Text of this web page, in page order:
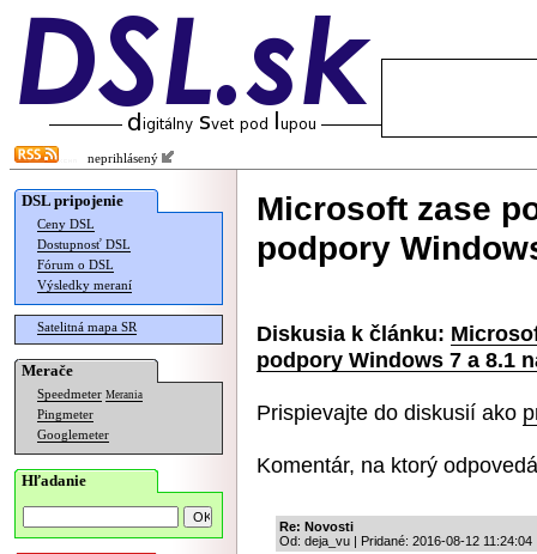
neprihlásený
DSL pripojenie
Ceny DSL
Dostupnosť DSL
Fórum o DSL
Výsledky meraní
Satelitná mapa SR
Merače
Speedmeter Merania
Pingmeter
Googlemeter
Hľadanie
Microsoft zase
podpory
Diskusia k článku:
podpory Windows 7 a 8.1
Prispievajte do diskusií ako
Komentár, na ktorý
Re: Novosti
Od: deja_vu | Pridané: 2016-08-12 11:24:04